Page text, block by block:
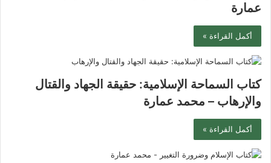
عمارة
أكمل القراءة »
كتاب السماحة الإسلامية: حقيقة الجهاد والقتال
والإرهاب – محمد عمارة
أكمل القراءة »